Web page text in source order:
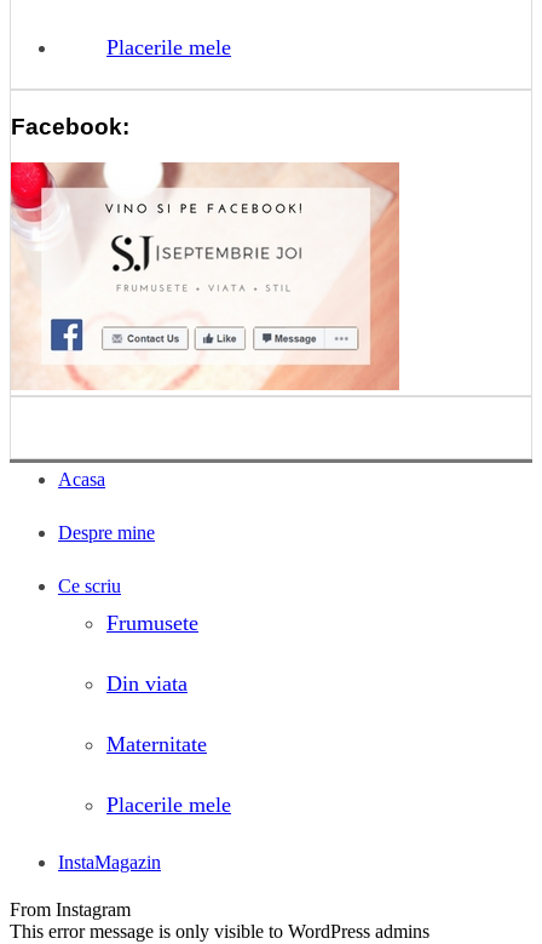
Placerile mele
Facebook:
Acasa
Despre mine
Ce scriu
Frumusete
Din viata
Maternitate
Placerile mele
InstaMagazin
From Instagram
This error message is only visible to WordPress admins